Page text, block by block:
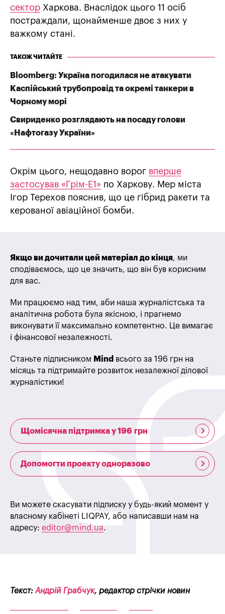
сектор Харкова. Внаслідок цього 11 осіб
постраждали, щонайменше двоє з них у
важкому стані.
ТАКОЖ ЧИТАЙТЕ
Bloomberg: Україна погодилася не атакувати
Каспійський трубопровід та окремі танкери в
Чорному морі
Свириденко розглядають на посаду голови
«Нафтогазу України»
Окрім цього, нещодавно ворог вперше
застосував «Грім-Е1» по Харкову. Мер міста
Ігор Терехов пояснив, що це гібрид ракети та
керованої авіаційної бомби.
Якщо ви дочитали цей матеріал до кінця, ми
сподіваємось, що це значить, що він був корисним
для вас.
Ми працюємо над тим, аби наша журналістська та
аналітична робота була якісною, і прагнемо
виконувати її максимально компетентно. Це вимагає
і фінансової незалежності.
Станьте підписником Mind всього за 196 грн на
місяць та підтримайте розвиток незалежної ділової
журналістики!
Щомісячна підтримка у 196 грн
Допомогти проекту одноразово
Ви можете скасувати підписку у будь-який момент у
власному кабінеті LIQPAY, або написавши нам на
адресу: editor@mind.ua.
Текст:Андрій Грабчук, редактор стрічки новин